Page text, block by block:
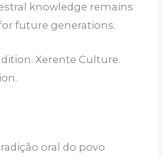
knowledge remains
future generations.
Xerente Culture.
oral do povo